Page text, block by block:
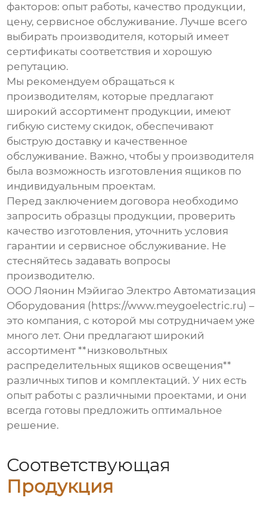
факторов: опыт работы, качество продукции,
цену, сервисное обслуживание. Лучше всего
выбирать производителя, который имеет
сертификаты соответствия и хорошую
репутацию.
Мы рекомендуем обращаться к
производителям, которые предлагают
широкий ассортимент продукции, имеют
гибкую систему скидок, обеспечивают
быструю доставку и качественное
обслуживание. Важно, чтобы у производителя
была возможность изготовления ящиков по
индивидуальным проектам.
Перед заключением договора необходимо
запросить образцы продукции, проверить
качество изготовления, уточнить условия
гарантии и сервисное обслуживание. Не
стесняйтесь задавать вопросы
производителю.
ООО Ляонин Мэйигао Электро Автоматизация
Оборудования (https://www.meygoelectric.ru) –
это компания, с которой мы сотрудничаем уже
много лет. Они предлагают широкий
ассортимент **низковольтных
распределительных ящиков освещения**
различных типов и комплектаций. У них есть
опыт работы с различными проектами, и они
всегда готовы предложить оптимальное
решение.
Соответствующая
Продукция